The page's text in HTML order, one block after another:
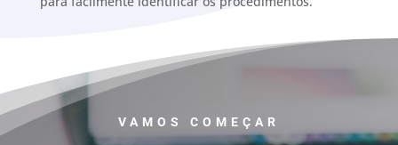
VAMOS COMEÇAR